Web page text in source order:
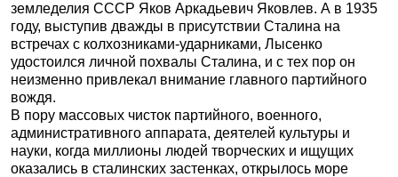
земледелия СССР Яков Аркадьевич Яковлев. А в 1935
году, выступив дважды в присутствии Сталина на
встречах с колхозниками-ударниками, Лысенко
удостоился личной похвалы Сталина, и с тех пор он
неизменно привлекал внимание главного партийного
вождя.
В пору массовых чисток партийного, военного,
административного аппарата, деятелей культуры и
науки, когда миллионы людей творческих и ищущих
оказались в сталинских застенках, открылось море